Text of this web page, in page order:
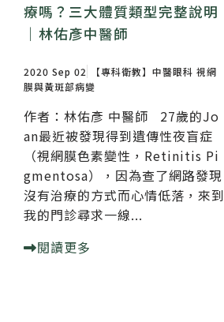
療嗎？三大體質類型完整說明
｜林佑彥中醫師
2020 Sep 02 【專科衛教】中醫眼科 視網
膜與黃斑部病變
作者：林佑彥 中醫師 27歲的Jo
an最近被發現得到遺傳性夜盲症
（視網膜色素變性，Retinitis Pi
gmentosa），因為查了網路發現
沒有治療的方式而心情低落，來到
我的門診尋求一線...
閱讀更多